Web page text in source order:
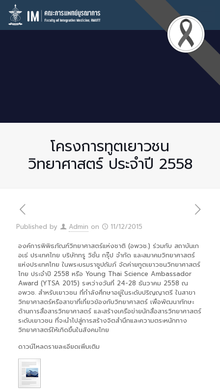
โครงการทูตเยาวชน
วิทยาศาสตร์ ประจำปี 2558
Published by Admin on 11/12/2015
องค์การพิพิธภัณฑ์วิทยาศาสตร์แห่งชาติ (อพวช.) ร่วมกับ สถาบันเก
อเธ่ ประเทศไทย บริษัททรู วิชั่น กรุ๊ป จำกัด และสมาคมวิทยาศาสตร์
แห่งประเทศไทย ในพระบรมราชูปถัมภ์ จัดค่ายทูตเยาวชนวิทยาศาสตร์
ไทย ประจำปี 2558 หรือ Young Thai Science Ambassador
Award (YTSA 2015) ระหว่างวันที่ 24-28 ธันวาคม 2558 ณ
อพวช. สำหรับเยาวชน ที่กำลังศึกษาอยู่ในระดับปริญญาตรี ในสาขา
วิทยาศาสตร์หรือสาขาที่เกี่ยวข้องกับวิทยาศาสตร์ เพื่อพัฒนาทักษะ
ด้านการสื่อสารวิทยาศาสตร์ และสร้างเครือข่ายนักสื่อสารวิทยาศาสตร์
ระดับเยาวชน ที่จะนำไปสู่การสร้างจิตสำนึกและความตระหนักทาง
วิทยาศาสตร์ให้เกิดขึ้นในสังคมไทย
ดาวน์โหลดรายละเอียดเพิ่มเติม